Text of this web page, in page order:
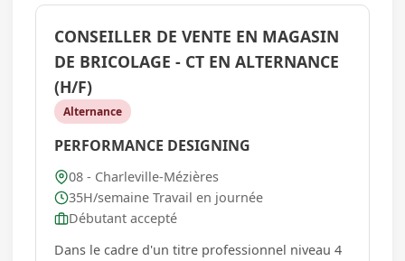
CONSEILLER DE VENTE EN MAGASIN
DE BRICOLAGE - CT EN ALTERNANCE
(H/F)
Alternance
PERFORMANCE DESIGNING
08 - Charleville-Mézières
35H/semaine Travail en journée
Débutant accepté
Dans le cadre d'un titre professionnel niveau 4